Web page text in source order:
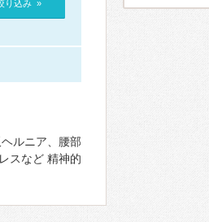
り込み »
ルニア、腰部
スなど 精神的